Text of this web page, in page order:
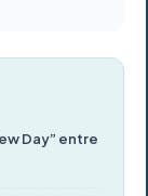
Day” entre